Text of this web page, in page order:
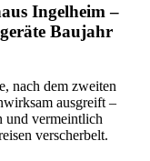
Ingelheim –
Baujahr
nach dem zweiten
ausgreift –
und vermeintlich
verscherbelt.